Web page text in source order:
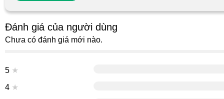
Đánh giá của người dùng
Chưa có đánh giá mới nào.
5 ★
4 ★